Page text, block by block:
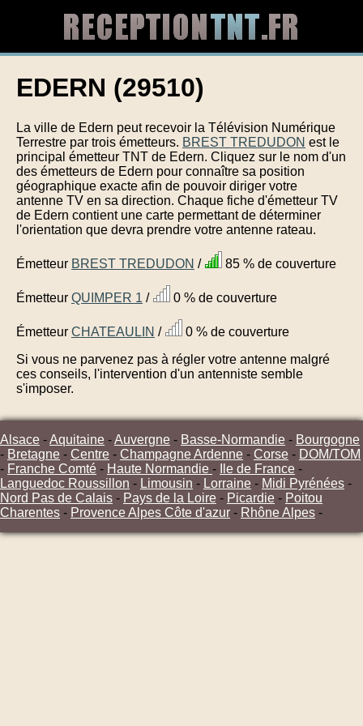
EDERN (29510)
La ville de Edern peut recevoir la Télévision Numérique
Terrestre par trois émetteurs. BREST TREDUDON est le
principal émetteur TNT de Edern. Cliquez sur le nom d'un
des émetteurs de Edern pour connaître sa position
géographique exacte afin de pouvoir diriger votre
antenne TV en sa direction. Chaque fiche d'émetteur TV
de Edern contient une carte permettant de déterminer
l'orientation que devra prendre votre antenne rateau.
Émetteur BREST TREDUDON / 85 % de couverture
Émetteur QUIMPER 1 / 0 % de couverture
Émetteur CHATEAULIN /
0 % de couverture
Si vous ne parvenez pas à régler votre antenne malgré
ces conseils, l'intervention d'un antenniste semble
s'imposer.
Alsace -Aquitaine -Auvergne - Basse-Normandie - Bourgogne
- Bretagne - Centre - Champagne Ardenne - Corse - DOM/TOM
- Franche Comté - Haute Normandie - Ile de France -
Languedoc Roussillon - Limousin - Lorraine - Midi Pyrénées -
Nord Pas de Calais - Pays de la Loire - Picardie - Poitou
Charentes - Provence Alpes Côte d'azur - Rhône Alpes -